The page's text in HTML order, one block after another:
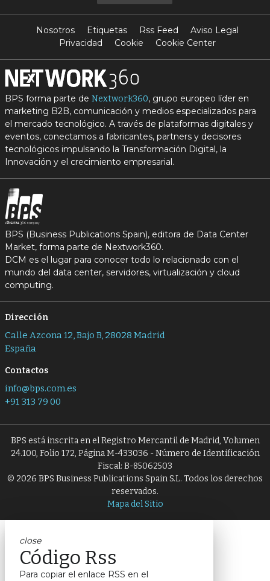
Nosotros Etiquetas Rss Feed
Aviso Legal
Privacidad
Cookie Cookie Center
BPS forma parte de Nextwork360, grupo europeo líder en
marketing B2B, comunicación y medios especializados para
el mercado tecnológico. A través de plataformas digitales y
eventos, conectamos a fabricantes, partners y decisores
tecnológicos impulsando la Transformación Digital, la
Innovación y el crecimiento empresarial.
BPS (Business Publications Spain), editora de Data Center
Market, forma parte de Nextwork360.
DCM es el lugar para conocer todo lo relacionado con el
mundo del data center, servidores, virtualización y cloud
computing.
Dirección
Calle Azcona 12, Bajo B, 28028 Madrid
España
Contactos
info@bps.com.es
+91 313 79 00
BPS está inscrita en el Registro Mercantil de Madrid, Volumen
24.100, Folio 172, Página M-433036 - Número de Identificación
Fiscal: B-85062503
© 2026 BPS Business Publications Spain S.L. Todos los derechos
reservados.
Mapa del Sitio
close
Código Rss
Para copiar el enlace RSS en el